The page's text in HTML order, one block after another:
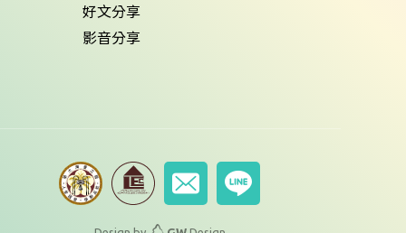
好文分享
影音分享